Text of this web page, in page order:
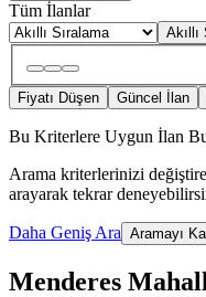
Tüm İlanlar
Akıllı
Fiyatı Düşen Güncel İlan
Bu Kriterlere Uygun İlan
Arama kriterlerinizi
arayarak tekrar
Daha Geniş Ara Aramayı
Menderes